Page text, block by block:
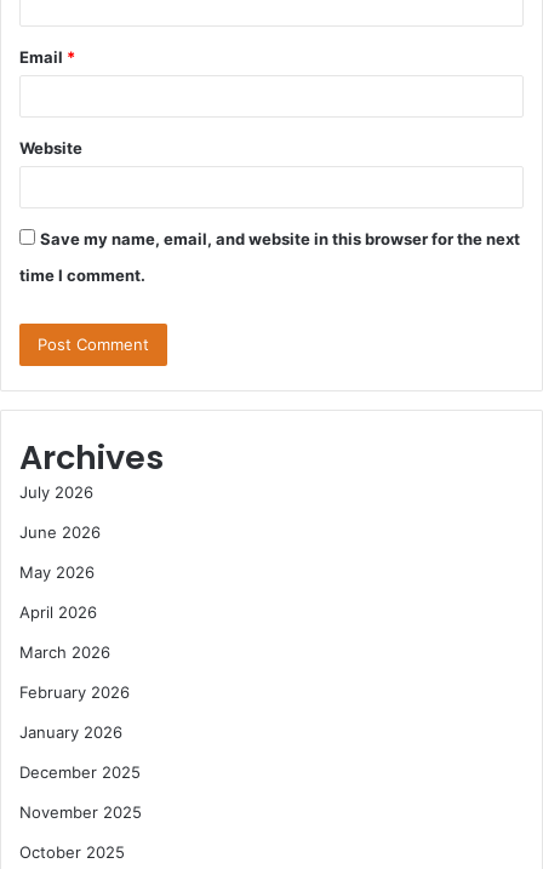
Email *
Website
Save my name, email, and website in this browser for the next
time I comment.
Archives
July 2026
June 2026
May 2026
April 2026
March 2026
February 2026
January 2026
December 2025
November 2025
October 2025